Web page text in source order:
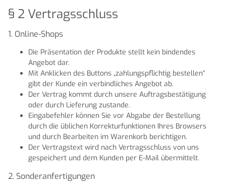
§ 2 Vertragsschluss
1. Online-Shops
Die Präsentation der Produkte stellt kein bindendes
Angebot dar.
Mit Anklicken des Buttons „zahlungspflichtig bestellen“
gibt der Kunde ein verbindliches Angebot ab.
Der Vertrag kommt durch unsere Auftragsbestätigung
oder durch Lieferung zustande.
Eingabefehler können Sie vor Abgabe der Bestellung
durch die üblichen Korrekturfunktionen Ihres Browsers
und durch Bearbeiten im Warenkorb berichtigen.
Der Vertragstext wird nach Vertragsschluss von uns
gespeichert und dem Kunden per E-Mail übermittelt.
2. Sonderanfertigungen